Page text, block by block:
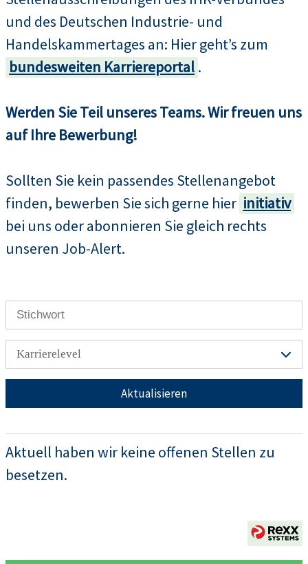
und des Deutschen Industrie- und
Handelskammertages an: Hier geht’s zum
bundesweiten Karriereportal .
Werden Sie Teil unseres Teams. Wir freuen uns
auf Ihre Bewerbung!
Sollten Sie kein passendes Stellenangebot
finden, bewerben Sie sich gerne hier initiativ
bei uns oder abonnieren Sie gleich rechts
unseren Job-Alert.
Karrierelevel
Aktualisieren
Aktuell haben wir keine offenen Stellen zu
besetzen.